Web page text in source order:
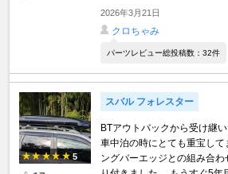
2026年3月21日
クロちゃみ
パーツレビュー総投稿数：32件
5
スバル フォレスター
BTアウトバックから受け継
車中泊の時にとても重宝して
ングバーエッジとの組み合